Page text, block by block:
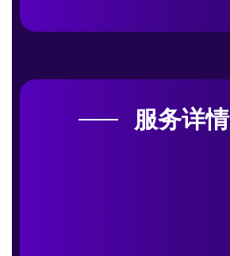
服务详情